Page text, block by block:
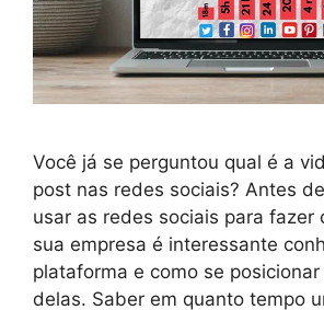
Você já se perguntou qual é a
post nas redes sociais? Antes
usar as redes sociais para fazer
sua empresa é interessante
plataforma e como se
delas. Saber em quanto tempo